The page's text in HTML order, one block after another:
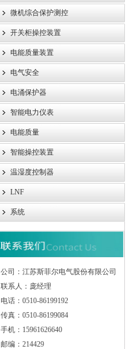
微机综合保护测控
开关柜操控装置
电能质量装置
电气安全
电涌保护器
智能电力仪表
电能质量
智能操控装置
温湿度控制器
LNF
系统
公司：江苏斯菲尔电气股份有限公司
联系人：庞经理
电话：0510-86199192
传真：0510-86199084
手机：15961626640
邮编：214429